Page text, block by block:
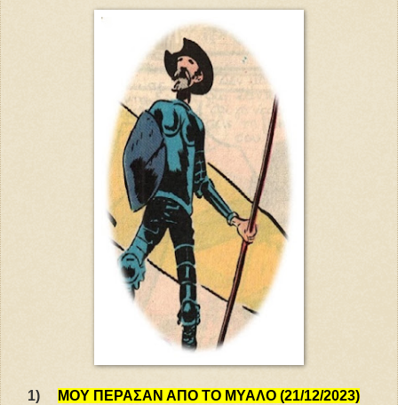
1) ΜΟΥ ΠΕΡΑΣΑΝ ΑΠΟ ΤΟ ΜΥΑΛΟ (21/12/2023)